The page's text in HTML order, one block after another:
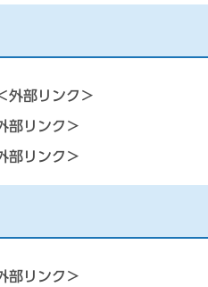
外部リンク＞
部リンク＞
部リンク＞
部リンク＞